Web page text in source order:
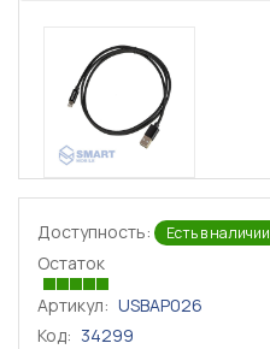
Доступность: Есть в наличии
Остаток
Артикул: USBAP026
Код: 34299